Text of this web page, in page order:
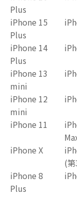
Plus
iPhone 15
Plus
iPhone 14
Plus
iPhone 13
mini
iPhone 12
mini
iPhone 11
iPhone X
(
iPhone 8
Plus